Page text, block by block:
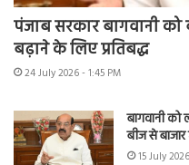
पंजाब सरकार बागवानी
बढ़ाने के लिए प्रतिबद्ध
24 July 2026 - 1:45 PM
बागवानी को
बीज से
15 July